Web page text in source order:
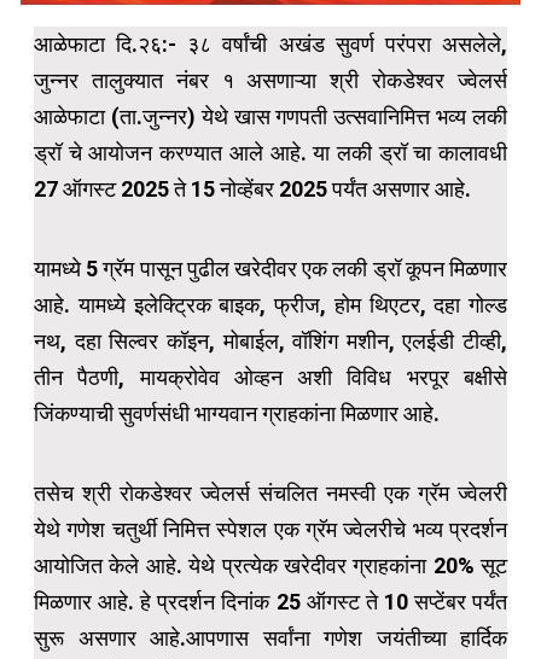
आळेफाटा दि.२६:- ३८ वर्षांची अखंड सुवर्ण परंपरा असलेले,
जुन्नर तालुक्यात नंबर १ असणाऱ्या श्री रोकडेश्वर ज्वेलर्स
आळेफाटा (ता.जुन्नर) येथे खास गणपती उत्सवानिमित्त भव्य लकी
ड्रॉ चे आयोजन करण्यात आले आहे. या लकी ड्रॉ चा कालावधी
27 ऑगस्ट 2025 ते 15 नोव्हेंबर 2025 पर्यंत असणार आहे.
यामध्ये 5 ग्रॅम पासून पुढील खरेदीवर एक लकी ड्रॉ कूपन मिळणार
आहे. यामध्ये इलेक्ट्रिक बाइक, फ्रीज, होम थिएटर, दहा गोल्ड
नथ, दहा सिल्वर कॉइन, मोबाईल, वॉशिंग मशीन, एलईडी टीव्ही,
तीन पैठणी, मायक्रोवेव ओव्हन अशी विविध भरपूर बक्षीसे
जिंकण्याची सुवर्णसंधी भाग्यवान ग्राहकांना मिळणार आहे.
तसेच श्री रोकडेश्वर ज्वेलर्स संचलित नमस्वी एक ग्रॅम ज्वेलरी
येथे गणेश चतुर्थी निमित्त स्पेशल एक ग्रॅम ज्वेलरीचे भव्य प्रदर्शन
आयोजित केले आहे. येथे प्रत्येक खरेदीवर ग्राहकांना 20% सूट
मिळणार आहे. हे प्रदर्शन दिनांक 25 ऑगस्ट ते 10 सप्टेंबर पर्यंत
सुरू असणार आहे.आपणास सर्वांना गणेश जयंतीच्या हार्दिक